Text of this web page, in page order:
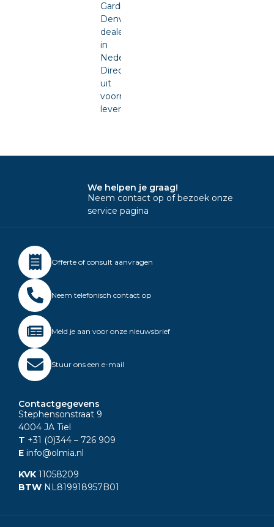
Gardner
Denver
dealer
in
Nederland.
Direct
uit
voorraad
leverbaar.
We helpen je graag!
Neem contact op of bezoek onze
service pagina
Offerte of consult aanvragen
Neem telefonisch contact op
Meld je aan voor onze nieuwsbrief
Stuur ons een e-mail
Contactgegevens
Stephensonstraat 9
4004 JA Tiel
T +31 (0)344 – 726 909
E info@olmia.nl
KVK 11058209
BTW NL819918957B01